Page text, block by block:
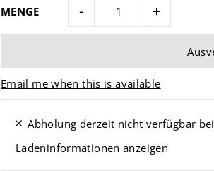
MENGE - +
Email me when this is available
Abholung derzeit nicht verfügbar bei
Ladeninformationen anzeigen